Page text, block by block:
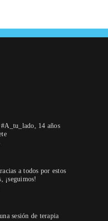
#A_tu_lado, 14 años
a todos por estos
¡seguimos!
sesión de terapia